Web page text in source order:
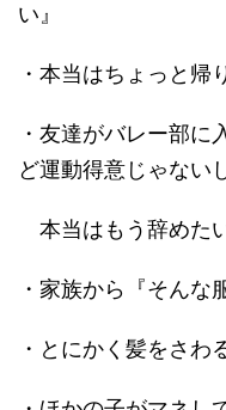
い』
・本当はちょっと帰
・友達がバレー部に
ど運動得意じゃない
本当はもう辞めた
・家族から『そんな
・とにかく髪をさわ